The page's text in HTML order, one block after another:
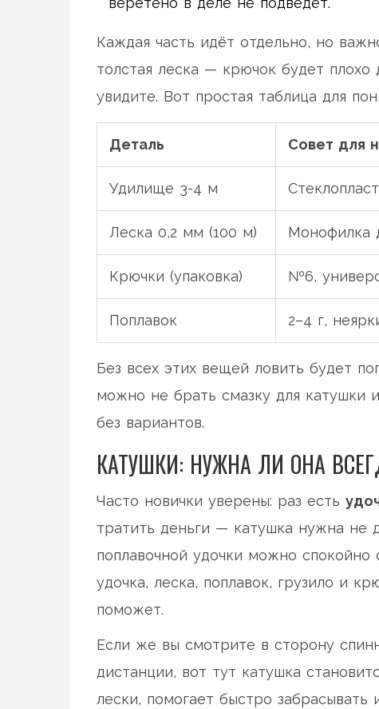
Каждая часть идёт отдельно, но
толстая леска — крючок будет плохо
увидите. Вот простая таблица для
Деталь Совет для
Удилище 3-4 м
Леска 0,2 мм (100 м) Монофилка
Крючки (упаковка) №6,
Поплавок 2–4 г,
Без всех этих вещей ловить будет
можно не брать смазку для катушки
без вариантов.
КАТУШКИ: НУЖНА ЛИ ОНА
Часто новички уверены: раз есть
тратить деньги — катушка нужна не
поплавочной удочки можно спокойно
удочка, леска, поплавок, грузило и
поможет.
Если же вы смотрите в сторону
дистанции, вот тут катушка
лески, помогает быстро забрасывать